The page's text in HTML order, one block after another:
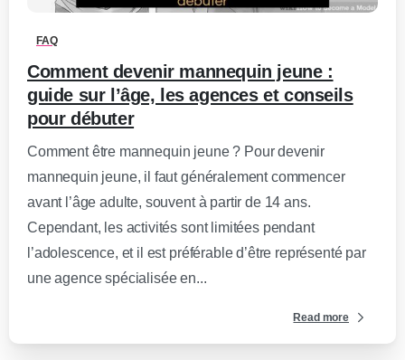
FAQ
Comment devenir mannequin jeune :
guide sur l’âge, les agences et conseils
pour débuter
Comment être mannequin jeune ? Pour devenir
mannequin jeune, il faut généralement commencer
avant l’âge adulte, souvent à partir de 14 ans.
Cependant, les activités sont limitées pendant
l’adolescence, et il est préférable d’être représenté par
une agence spécialisée en...
Read more